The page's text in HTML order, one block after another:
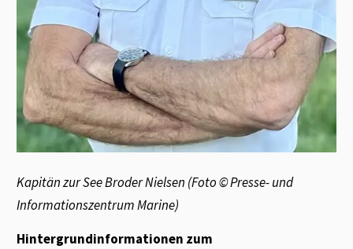
Kapitän zur See Broder Nielsen (Foto © Presse- und
Informationszentrum Marine)
Hintergrundinformationen zum